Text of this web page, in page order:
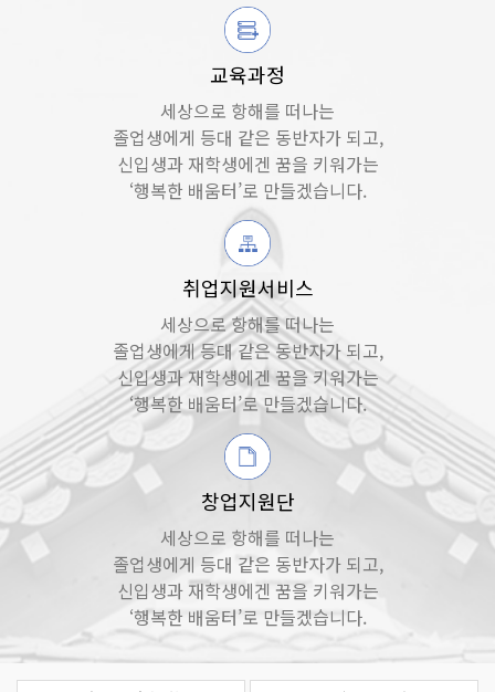
교육과정
세상으로 항해를 떠나는
졸업생에게 등대 같은 동반자가 되고,
신입생과 재학생에겐 꿈을 키워가는
‘행복한 배움터’로 만들겠습니다.
취업지원서비스
세상으로 항해를 떠나는
졸업생에게 등대 같은 동반자가 되고,
신입생과 재학생에겐 꿈을 키워가는
‘행복한 배움터’로 만들겠습니다.
창업지원단
세상으로 항해를 떠나는
졸업생에게 등대 같은 동반자가 되고,
신입생과 재학생에겐 꿈을 키워가는
‘행복한 배움터’로 만들겠습니다.